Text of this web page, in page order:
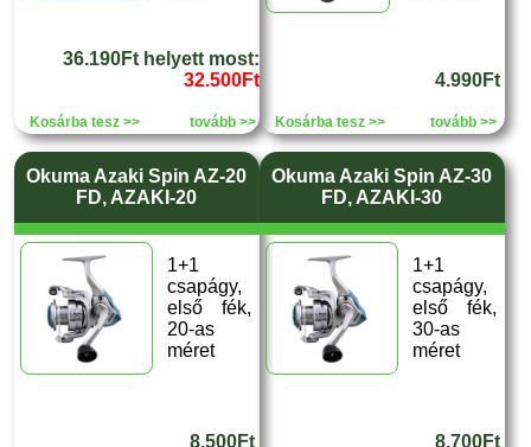
36.190Ft helyett most:
32.500Ft
Kosárba tesz >> tovább >>
4.990Ft
Kosárba tesz >> tovább >>
Okuma Azaki Spin AZ-20
FD, AZAKI-20
1+1
csapágy,
első fék,
20-as
méret
8.500Ft
Okuma Azaki Spin AZ-30
FD, AZAKI-30
1+1
csapágy,
első fék,
30-as
méret
8.700Ft